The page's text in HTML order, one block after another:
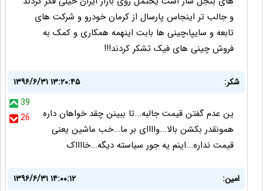
و جالب تر اینجاس پارسال از کرمان خودرو و شرکت های
تابعه و سایپا،چینی ها بابت اینهمه همکاری و کمک به
فروش چینی های فیک تشکر کردند!!!
شکر:
۱۳۹۶/۶/۳۱ ۱۳:۲۰:۴۵
39
26
ین عدم گفتن قیمت جالبه...تا ببینن چقد خواهان داره
همونقدر بکشن بالا...واااای بر ما...خب ماشین یعنی
قیمت نداره...اینم یه جور سیاسته دیگه...خااااک
امین:
۱۳۹۶/۶/۳۱ ۱۴:۰۰:۱۲